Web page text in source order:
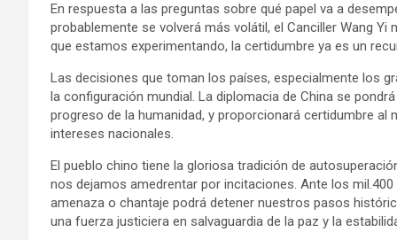
En respuesta a las preguntas sobre qué papel va a
probablemente se volverá más volátil, el Canciller Wang
que estamos experimentando, la certidumbre ya es un
Las decisiones que toman los países, especialmente los
la configuración mundial. La diplomacia de China se
progreso de la humanidad, y proporcionará certidumbre
intereses nacionales.
El pueblo chino tiene la gloriosa tradición de
nos dejamos amedrentar por incitaciones. Ante los
amenaza o chantaje podrá detener nuestros pasos
una fuerza justiciera en salvaguardia de la paz y la